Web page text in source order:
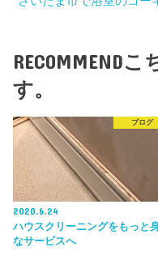
RECOMMENDこ
す。
ブログ
2020.6.24
ハウスクリーニングをもっと
なサービスへ